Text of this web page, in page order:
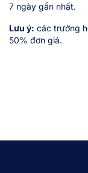
7 ngày gần nhất.
Lưu ý: các trường
50% đơn giá.